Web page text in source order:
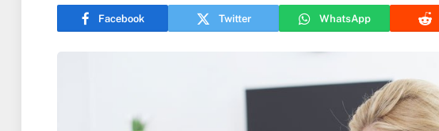
Facebook Twitter WhatsApp